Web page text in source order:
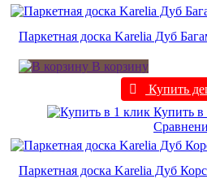
Паркетная доска Karelia Дуб
В корзину
Купить
Купить в
Паркетная доска Karelia Дуб